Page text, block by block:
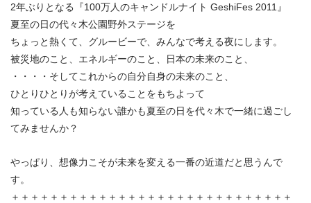
2年ぶりとなる『100万人のキャンドルナイト GeshiFes 2011』
夏至の日の代々木公園野外ステージを
ちょっと熱くて、グルービーで、みんなで考える夜にします。
被災地のこと、エネルギーのこと、日本の未来のこと、
・・・・そしてこれからの自分自身の未来のこと、
ひとりひとりが考えていることをもちよって
知っている人も知らない誰かも夏至の日を代々木で一緒に過ごし
てみませんか？
やっぱり、想像力こそが未来を変える一番の近道だと思うんで
す。
＋＋＋＋＋＋＋＋＋＋＋＋＋＋＋＋＋＋＋＋＋＋＋＋＋＋＋＋＋